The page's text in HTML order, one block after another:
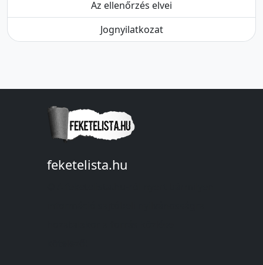
Az ellenőrzés elvei
Jognyilatkozat
feketelista.hu